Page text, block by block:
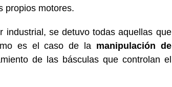
propios motores.
industrial, se detuvo todas aquellas que
es el caso de la manipulación de
de las básculas que controlan el